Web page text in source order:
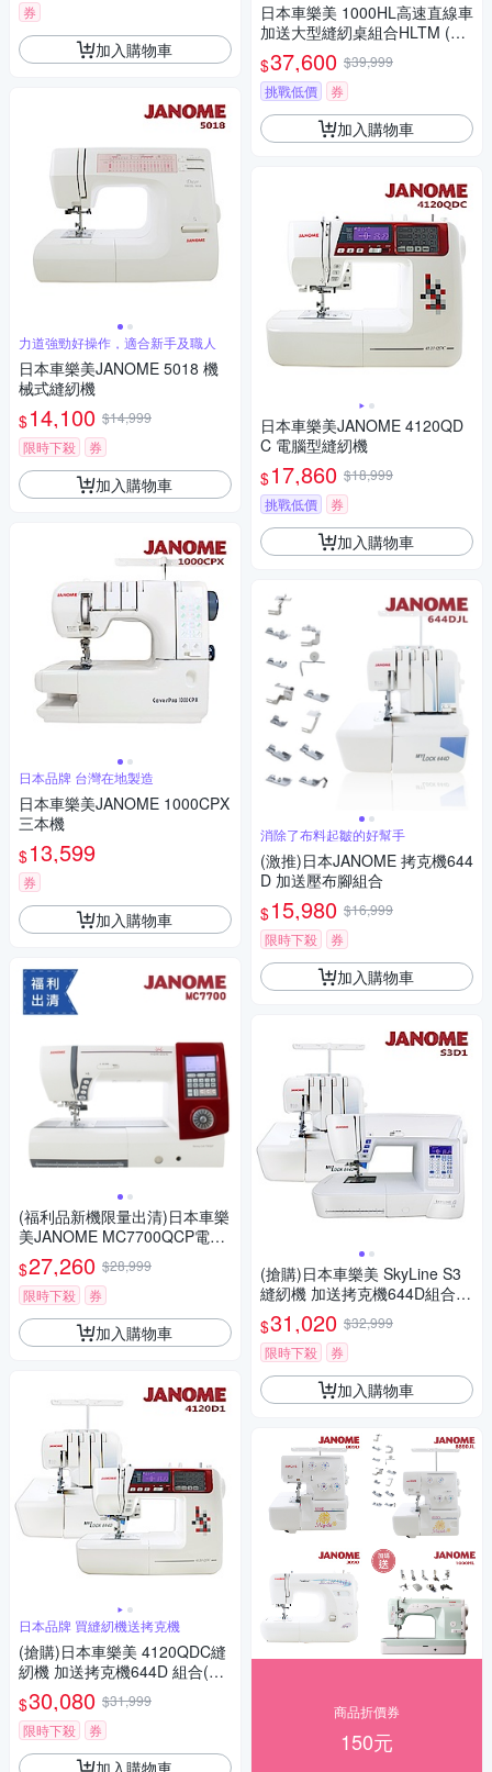
券
加入購物車
力道強勁好操作，適合新手及職人
日本車樂美JANOME 5018 機
械式縫紉機
$14,100 $14,999
限時下殺
券
加入購物車
日本品牌 台灣在地製造
日本車樂美JANOME 1000CPX
三本機
$13,599
券
加入購物車
(福利品新機限量出清)日本車樂
美JANOME MC7700QCP電腦
型全迴轉縫紉機
$27,260 $28,999
限時下殺
券
加入購物車
日本品牌 買縫紉機送拷克機
(搶購)日本車樂美 4120QDC縫
紉機 加送拷克機644D 組合(41
20D1)
$30,080 $31,999
限時下殺
券
加入購物車
日本車樂美 1000HL高速直線車
加送大型縫紉桌組合HLTM (限
量)
$37,600 $39,999
挑戰低價
券
加入購物車
日本車樂美JANOME 4120QD
C 電腦型縫紉機
$17,860 $18,999
挑戰低價
券
加入購物車
消除了布料起皺的好幫手
(激推)日本JANOME 拷克機644
D 加送壓布腳組合
$15,980 $16,999
限時下殺
券
加入購物車
(搶購)日本車樂美 SkyLine S3
縫紉機 加送拷克機644D組合(S
3D1)
$31,020 $32,999
限時下殺
券
加入購物車
商品折價券
150元